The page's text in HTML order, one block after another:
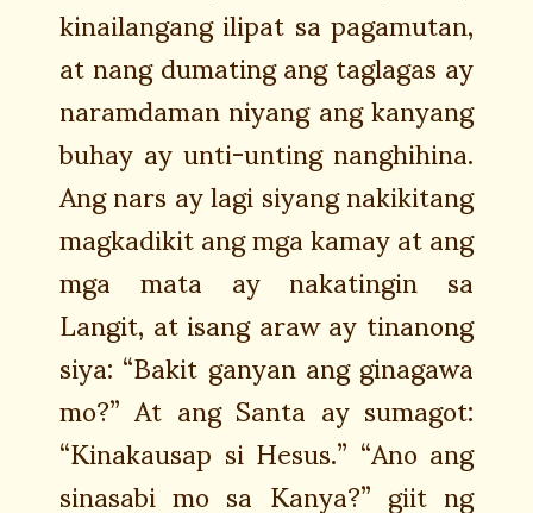
kinailangang ilipat sa pagamutan,
at nang dumating ang taglagas ay
naramdaman niyang ang kanyang
buhay ay unti-unting nanghihina.
Ang nars ay lagi siyang nakikitang
magkadikit ang mga kamay at ang
mga mata ay nakatingin sa
Langit, at isang araw ay tinanong
siya: “Bakit ganyan ang ginagawa
mo?” At ang Santa ay sumagot:
“Kinakausap si Hesus.” “Ano ang
sinasabi mo sa Kanya?” giit ng